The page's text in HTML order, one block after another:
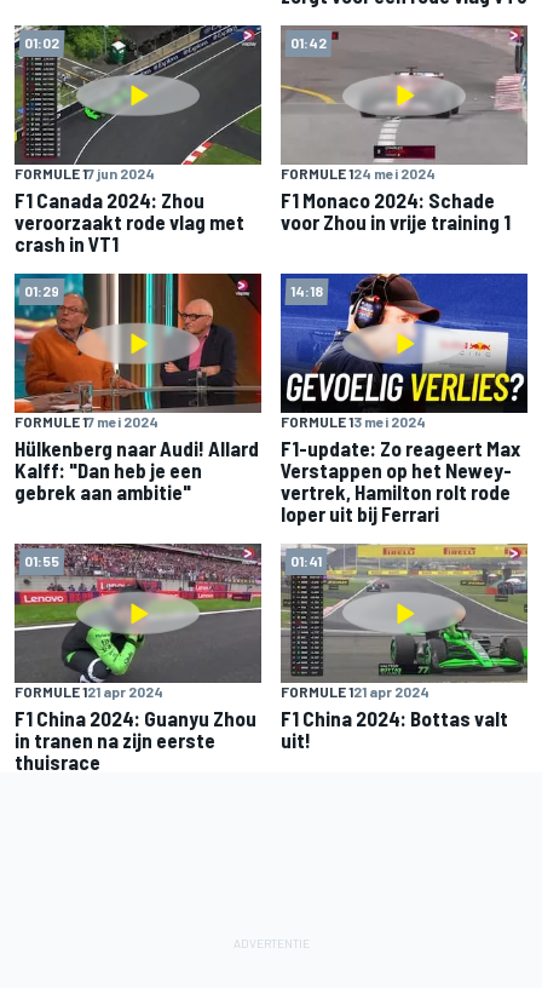
01:02
FORMULE 17 jun 2024
F1 Canada 2024: Zhou
veroorzaakt rode vlag met
crash in VT1
01:42
FORMULE 124 mei 2024
F1 Monaco 2024: Schade
voor Zhou in vrije training 1
01:29
FORMULE 17 mei 2024
Hülkenberg naar Audi! Allard
Kalff: "Dan heb je een
gebrek aan ambitie"
14:18
FORMULE 13 mei 2024
F1-update: Zo reageert Max
Verstappen op het Newey-
vertrek, Hamilton rolt rode
loper uit bij Ferrari
01:55
FORMULE 121 apr 2024
F1 China 2024: Guanyu Zhou
in tranen na zijn eerste
thuisrace
01:41
FORMULE 121 apr 2024
F1 China 2024: Bottas valt
uit!